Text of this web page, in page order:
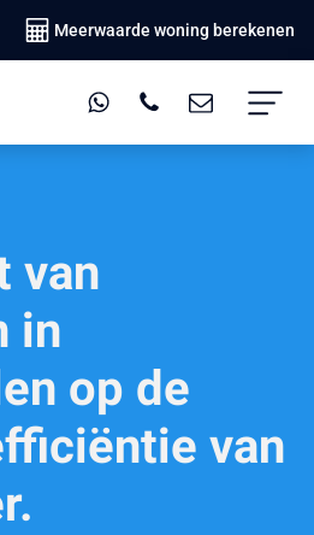
Meerwaarde woning berekenen
van
in
op de
van